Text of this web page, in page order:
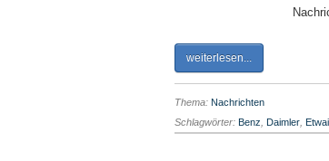
weiterlesen...
Thema: Nachrichten
Schlagwörter: Benz Daimler